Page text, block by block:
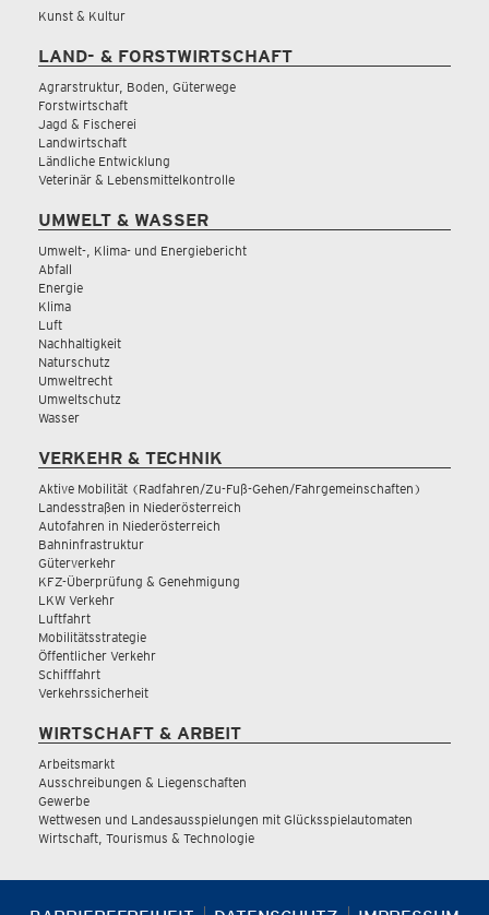
Kunst & Kultur
LAND- & FORSTWIRTSCHAFT
Agrarstruktur, Boden, Güterwege
Forstwirtschaft
Jagd & Fischerei
Landwirtschaft
Ländliche Entwicklung
Veterinär & Lebensmittelkontrolle
UMWELT & WASSER
Umwelt-, Klima- und Energiebericht
Abfall
Energie
Klima
Luft
Nachhaltigkeit
Naturschutz
Umweltrecht
Umweltschutz
Wasser
VERKEHR & TECHNIK
Aktive Mobilität (Radfahren/Zu-Fuß-Gehen/Fahrgemeinschaften)
Landesstraßen in Niederösterreich
Autofahren in Niederösterreich
Bahninfrastruktur
Güterverkehr
KFZ-Überprüfung & Genehmigung
LKW Verkehr
Luftfahrt
Mobilitätsstrategie
Öffentlicher Verkehr
Schifffahrt
Verkehrssicherheit
WIRTSCHAFT & ARBEIT
Arbeitsmarkt
Ausschreibungen & Liegenschaften
Gewerbe
Wettwesen und Landesausspielungen mit Glücksspielautomaten
Wirtschaft, Tourismus & Technologie